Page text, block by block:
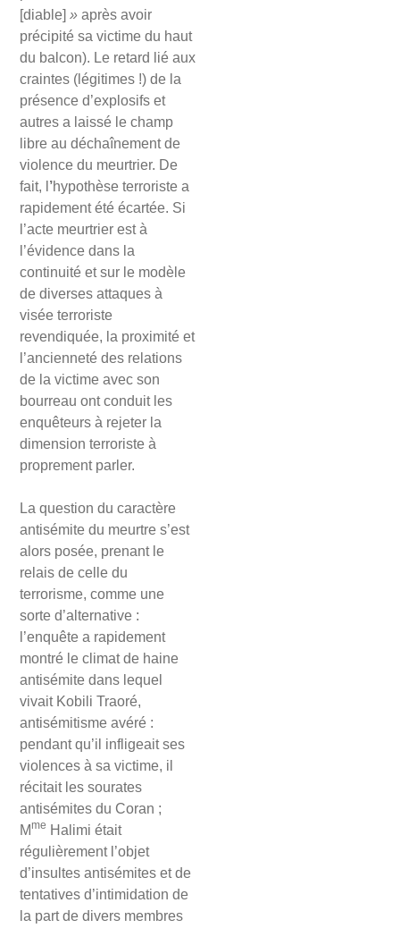
[diable] » après avoir
précipité sa victime du haut
du balcon). Le retard lié aux
craintes (légitimes !) de la
présence d’explosifs et
autres a laissé le champ
libre au déchaînement de
violence du meurtrier. De
fait, l ’hypothèse terroriste a
rapidement été écartée. Si
l’acte meurtrier est à
l’évidence dans la
continuité et sur le modèle
de diverses attaques à
visée terroriste
revendiquée, la proximité et
l’ancienneté des relations
de la victime avec son
bourreau ont conduit les
enquêteurs à rejeter la
dimension terroriste à
proprement parler.
La question du caractère
antisémite du meurtre s’est
alors posée, prenant le
relais de celle du
terrorisme, comme une
sorte d’alternative :
l’enquête a rapidement
montré le climat de haine
antisémite dans lequel
vivait Kobili Traoré,
antisémitisme avéré :
pendant qu’il infligeait ses
violences à sa victime, il
récitait les sourates
antisémites du Coran ;
Mme Halimi était
régulièrement l’objet
d’insultes antisémites et de
tentatives d’intimidation de
la part de divers membres